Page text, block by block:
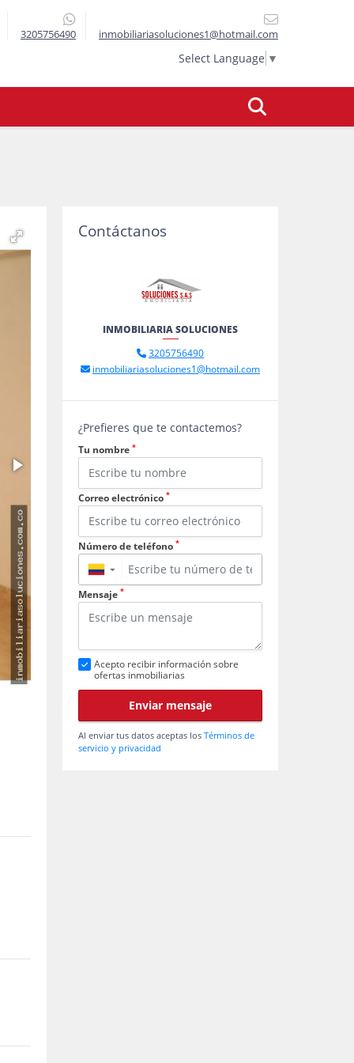
3205756490 inmobiliariasoluciones1@hotmail.com
Select Language ▼
Contáctanos
INMOBILIARIA SOLUCIONES
3205756490
inmobiliariasoluciones1@hotmail.com
¿Prefieres que te contactemos?
Tu nombre *
Correo electrónico *
Número de teléfono *
▼
Mensaje *
Acepto recibir información sobre
ofertas inmobiliarias
Enviar mensaje
Al enviar tus datos aceptas los Términos de
servicio y privacidad